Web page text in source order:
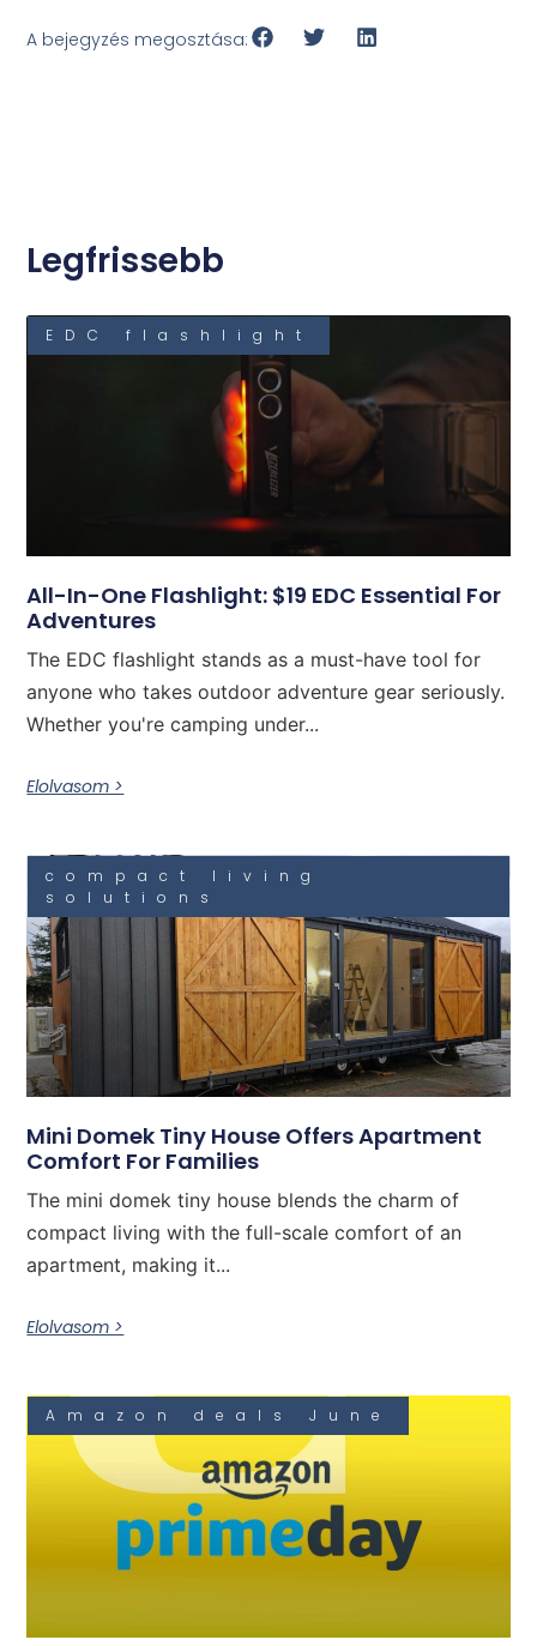
A bejegyzés megosztása:
Legfrissebb
EDC flashlight
All-In-One Flashlight: $19 EDC Essential For
Adventures
The EDC flashlight stands as a must-have tool for
anyone who takes outdoor adventure gear seriously.
Whether you're camping under...
Elolvasom >
compact living
solutions
Mini Domek Tiny House Offers Apartment
Comfort For Families
The mini domek tiny house blends the charm of
compact living with the full-scale comfort of an
apartment, making it...
Elolvasom >
Amazon deals June